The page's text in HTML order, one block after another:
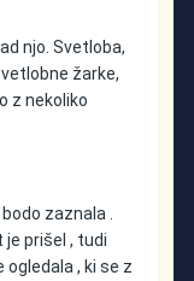
njo. Svetloba,
žarke,
z nekoliko
zaznala .
je prišel , tudi
, ki se z